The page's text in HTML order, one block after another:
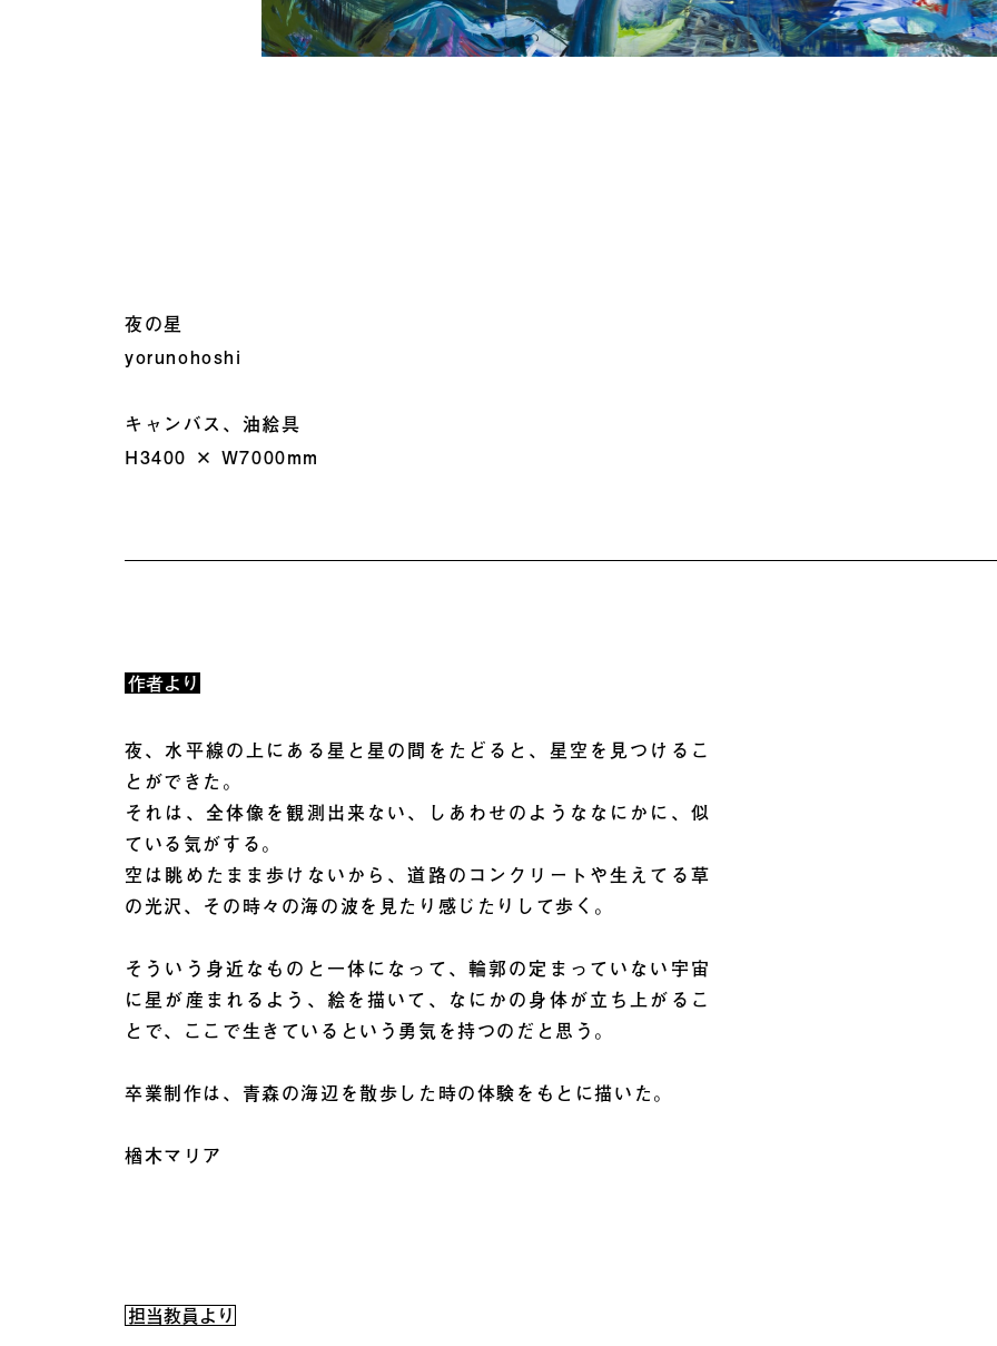
夜の星
yorunohoshi
キャンバス、油絵具
H3400 × W7000mm
作者より
夜、水平線の上にある星と星の間をたどると、星空を見つけるこ
とができた。
それは、全体像を観測出来ない、しあわせのようななにかに、似
ている気がする。
空は眺めたまま歩けないから、道路のコンクリートや生えてる草
の光沢、その時々の海の波を見たり感じたりして歩く。
そういう身近なものと一体になって、輪郭の定まっていない宇宙
に星が産まれるよう、絵を描いて、なにかの身体が立ち上がるこ
とで、ここで生きているという勇気を持つのだと思う。
卒業制作は、青森の海辺を散歩した時の体験をもとに描いた。
楢木マリア
担当教員より